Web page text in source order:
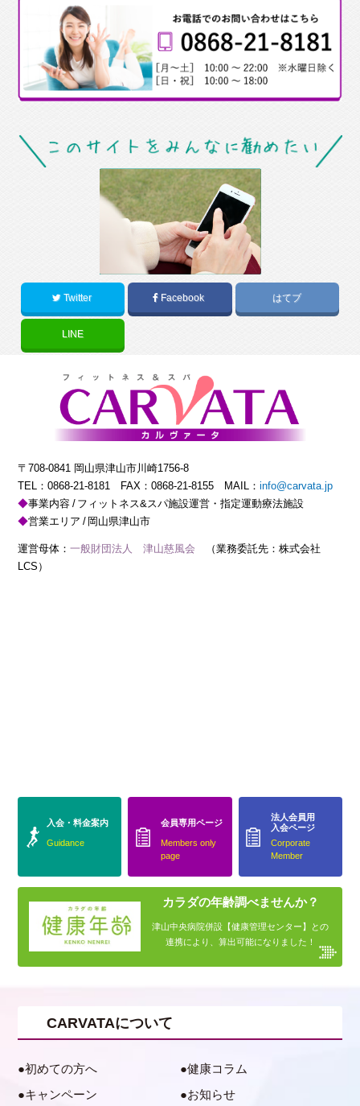
Twitter Facebook はてブ
LINE
〒708-0841 岡山県津山市川崎1756-8
TEL：0868-21-8181 FAX：0868-21-8155 MAIL：info@carvata.jp
事業内容
フィットネス&スパ施設運営・指定運動療法施設
営業エリア
岡山県津山市
運営母体：一般財団法人 津山慈風会
（業務委託先：株式会社
LCS）
入会・料金案内
Guidance
会員専用ページ
Members only
page
法人会員用
入会ページ
Corporate
Member
カラダの年齢調べませんか？
津山中央病院併設【健康管理センター】との
連携により、算出可能になりました！
CARVATAについて
初めての方へ
健康コラム
キャンペーン
お知らせ